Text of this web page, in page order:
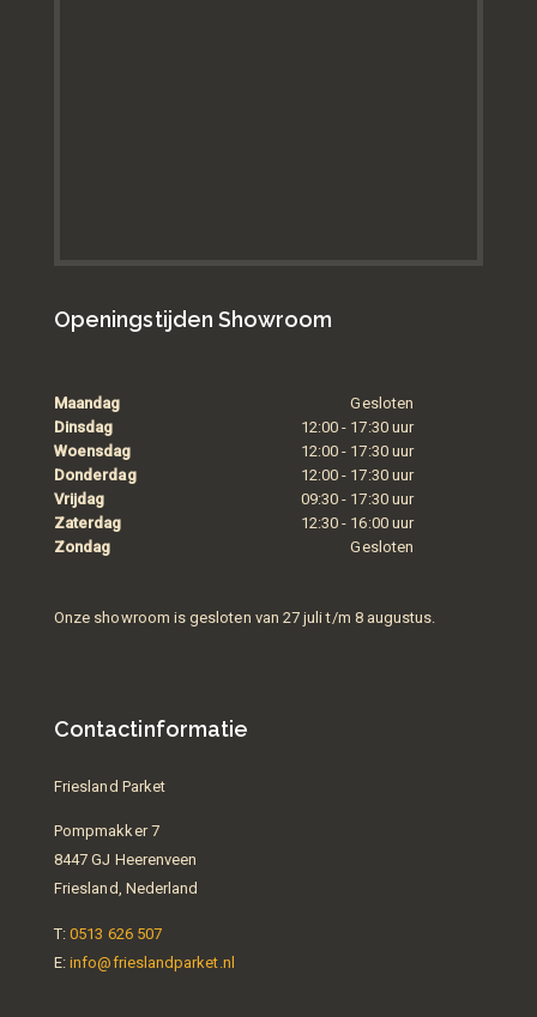
Openingstijden Showroom
Maandag
Gesloten
Dinsdag
12:00 - 17:30 uur
Woensdag
12:00 - 17:30 uur
Donderdag
12:00 - 17:30 uur
Vrijdag
09:30 - 17:30 uur
Zaterdag
12:30 - 16:00 uur
Zondag
Gesloten
Onze showroom is gesloten van 27 juli t/m 8 augustus.
Contactinformatie
Friesland Parket
Pompmakker 7
8447 GJ Heerenveen
Friesland, Nederland
T:0513 626 507
E:info@frieslandparket.nl